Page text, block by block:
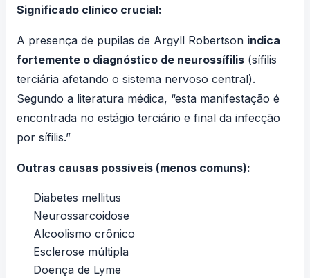
Significado clínico crucial:
A presença de pupilas de Argyll Robertson indica
fortemente o diagnóstico de neurossífilis (sífilis
terciária afetando o sistema nervoso central).
Segundo a literatura médica, “esta manifestação é
encontrada no estágio terciário e final da infecção
por sífilis.”
Outras causas possíveis (menos comuns):
Diabetes mellitus
Neurossarcoidose
Alcoolismo crônico
Esclerose múltipla
Doença de Lyme